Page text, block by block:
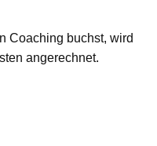
Coaching buchst, wird
angerechnet.